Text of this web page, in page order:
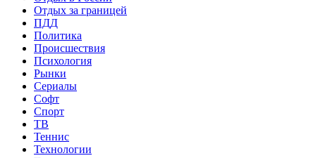
Отдых за границей
ПДД
Политика
Происшествия
Психология
Рынки
Сериалы
Софт
Спорт
ТВ
Теннис
Технологии